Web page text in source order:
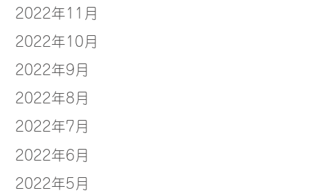
2022年11月
2022年10月
2022年9月
2022年8月
2022年7月
2022年6月
2022年5月